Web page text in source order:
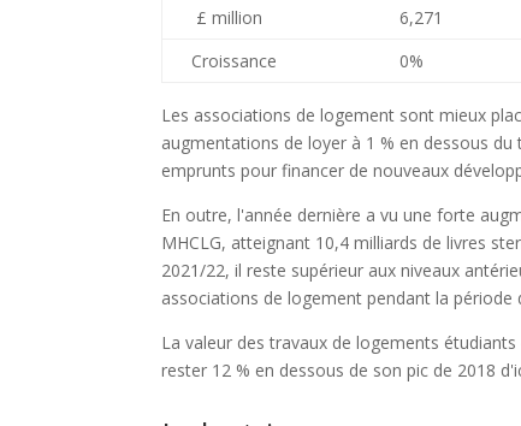
£ million
6,271
Croissance
0%
Les associations de logement sont mieux
augmentations de loyer à 1 % en dessous
emprunts pour financer de nouveaux
En outre, l'année dernière a vu une forte
MHCLG, atteignant 10,4 milliards de livres
2021/22, il reste supérieur aux niveaux
associations de logement pendant la période
La valeur des travaux de logements
rester 12 % en dessous de son pic de 2018